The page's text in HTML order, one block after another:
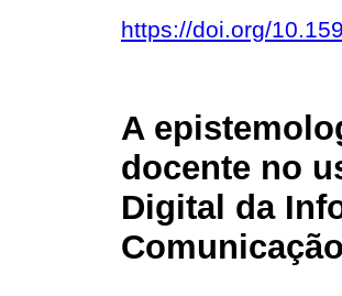
https://doi.org/
A
docente no
Digital da
Comunicação